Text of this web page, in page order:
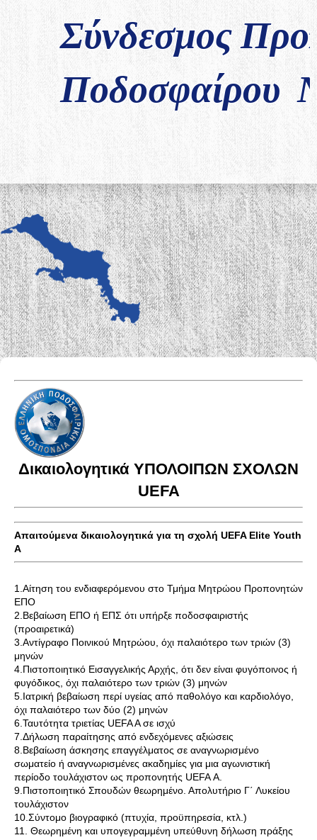
Σύνδεσμος
Ποδοσφαίρου
Δικαιολογητικά ΥΠΟΛΟΙΠΩΝ ΣΧΟΛΩΝ
UEFA
Απαιτούμενα δικαιολογητικά για τη σχολή UEFA Elite Youth
Α
1.Αίτηση του ενδιαφερόμενου στο Τμήμα Μητρώου Προπονητών
ΕΠΟ
2.Βεβαίωση ΕΠΟ ή ΕΠΣ ότι υπήρξε ποδοσφαιριστής
(προαιρετικά)
3.Αντίγραφο Ποινικού Μητρώου, όχι παλαιότερο των τριών (3)
μηνών
4.Πιστοποιητικό Εισαγγελικής Αρχής, ότι δεν είναι φυγόποινος ή
φυγόδικος, όχι παλαιότερο των τριών (3) μηνών
5.Ιατρική βεβαίωση περί υγείας από παθολόγο και καρδιολόγο,
όχι παλαιότερο των δύο (2) μηνών
6.Ταυτότητα τριετίας UEFA A σε ισχύ
7.Δήλωση παραίτησης από ενδεχόμενες αξιώσεις
8.Βεβαίωση άσκησης επαγγέλματος σε αναγνωρισμένο
σωματείο ή αναγνωρισμένες ακαδημίες για μια αγωνιστική
περίοδο τουλάχιστον ως προπονητής UEFA Α.
9.Πιστοποιητικό Σπουδών θεωρημένο. Απολυτήριο Γ΄ Λυκείου
τουλάχιστον
10.Σύντομο βιογραφικό (πτυχία, προϋπηρεσία, κτλ.)
11. Θεωρημένη και υπογεγραμμένη υπεύθυνη δήλωση πράξης